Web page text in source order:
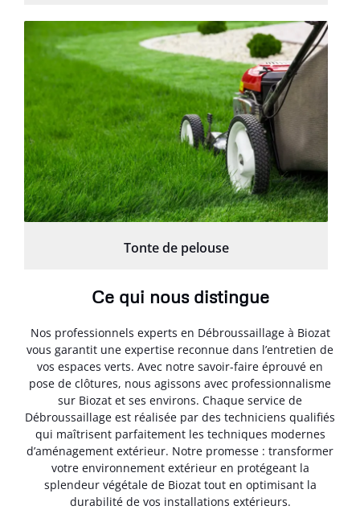
Tonte de pelouse
Ce qui nous distingue
Nos professionnels experts en Débroussaillage à Biozat
vous garantit une expertise reconnue dans l’entretien de
vos espaces verts. Avec notre savoir-faire éprouvé en
pose de clôtures, nous agissons avec professionnalisme
sur Biozat et ses environs. Chaque service de
Débroussaillage est réalisée par des techniciens qualifiés
qui maîtrisent parfaitement les techniques modernes
d’aménagement extérieur. Notre promesse : transformer
votre environnement extérieur en protégeant la
splendeur végétale de Biozat tout en optimisant la
durabilité de vos installations extérieurs.